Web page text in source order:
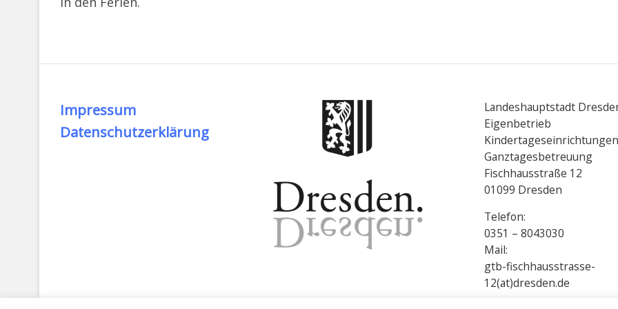
Impressum
Datenschutzerklärung
Landeshauptstadt
Eigenbetrieb
Kindertageseinrichtungen
Ganztagesbetreuung
Fischhausstraße 12
01099 Dresden
Telefon:
0351 – 8043030
Mail:
gtb-fischhausstrasse-
12(at)dresden.de